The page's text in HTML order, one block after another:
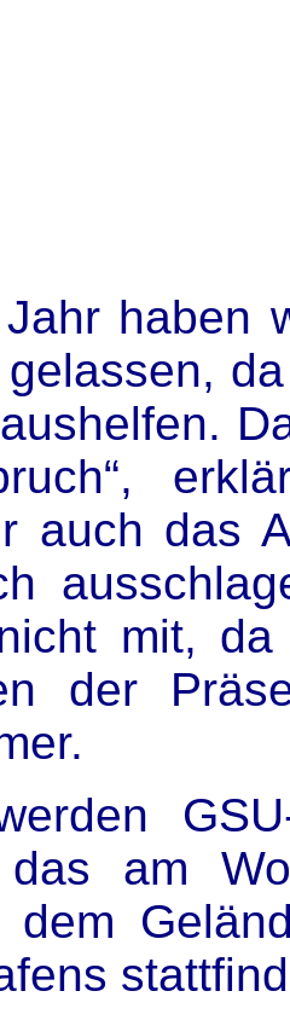
Jahr haben
auch das
mit,
der
das am
dem